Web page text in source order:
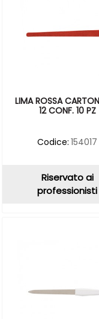
LIMA ROSSA
12 CONF. 10 PZ
Codice: 154017
Riservato ai
professionisti